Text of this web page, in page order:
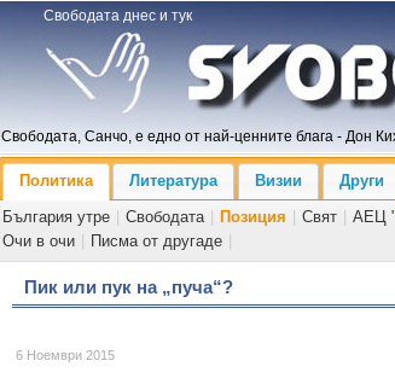
Свободата днес и тук
Свободата, Санчо, е едно от най-ценните блага - Дон
Политика Литература Визии
Други
България утре
Свободата Позиция Свят АЕЦ
Очи в очи
Писма от другаде
Пик или пук на „пуча“?
6 Ноември 2015